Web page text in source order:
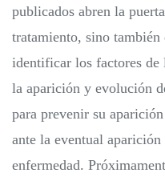
publicados abren la
tratamiento, sino
identificar los factores
la aparición y evolución
para prevenir su
ante la eventual
enfermedad.